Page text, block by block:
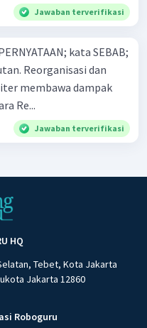
Jawaban terverifikasi
kata SEBAB;
dan
membawa dampak
Re...
Jawaban terverifikasi
HQ
Tebet, Kota Jakarta
Jakarta 12860
Roboguru